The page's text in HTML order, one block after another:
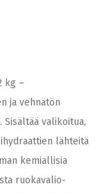
kg –
ja vehnätön
valikoitua,
lähteitä
kemiallisia
ruokavalio-